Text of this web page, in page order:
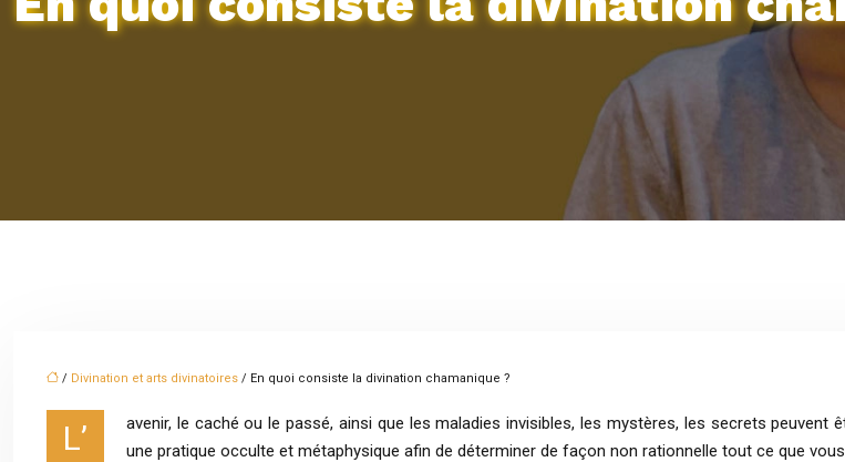
/ Divination et arts divinatoires / En quoi consiste la divination chamanique ?
L’
avenir, le caché ou le passé, ainsi que les maladies invisibles, les mystères, les secrets
une pratique occulte et métaphysique afin de déterminer de façon non rationnelle tout ce que